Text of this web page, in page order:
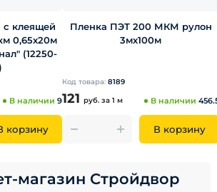
с клеящей
0,65х20м
(12250-
В наличии 9
корзину
Пленка ПЭТ 200 МКМ рулон
3мх100м
Код товара: 8189
121 руб. за 1 м В наличии
В корзину
магазин Стройдвор